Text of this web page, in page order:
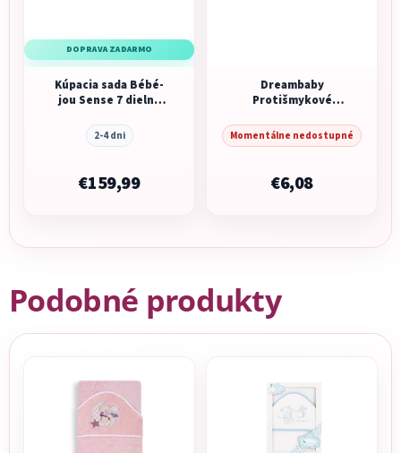
DOPRAVA ZADARMO
Kúpacia sada Bébé-
jou Sense 7 dielna
2-4 dni
€159,99
Dreambaby
Protišmykové
modrá/fialová/žltá
Momentálne nedostupné
€6,08
Podobné produkty